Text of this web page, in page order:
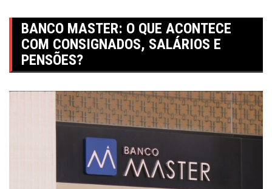
BANCO MASTER: O QUE ACONTECE
COM CONSIGNADOS, SALÁRIOS E
PENSÕES?